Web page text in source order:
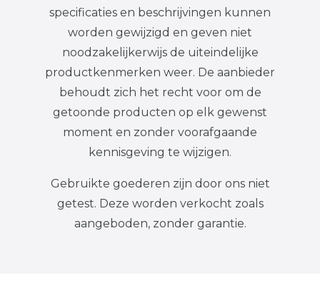
specificaties en beschrijvingen kunnen
worden gewijzigd en geven niet
noodzakelijkerwijs de uiteindelijke
productkenmerken weer. De aanbieder
behoudt zich het recht voor om de
getoonde producten op elk gewenst
moment en zonder voorafgaande
kennisgeving te wijzigen.
Gebruikte goederen zijn door ons niet
getest. Deze worden verkocht zoals
aangeboden, zonder garantie.